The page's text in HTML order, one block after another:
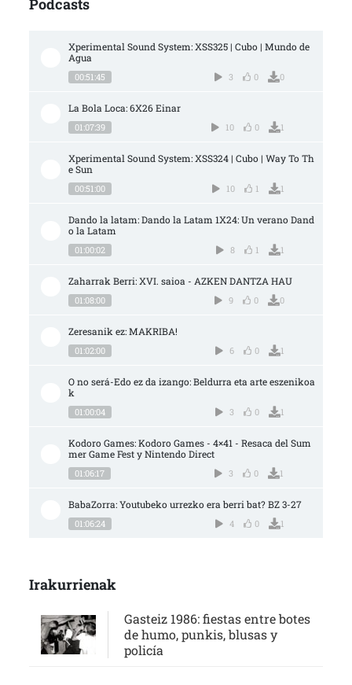
Xperimental Sound System: XSS325 | Cubo | Mundo de
Agua
00:51:45 3 0 0
La Bola Loca: 6X26 Einar
01:07:39 10 0 1
Xperimental Sound System: XSS324 | Cubo | Way To Th
e Sun
00:51:00 10 1 1
Dando la latam: Dando la Latam 1X24: Un verano Dand
o la Latam
01:00:02 8 1 1
Zaharrak Berri: XVI. saioa - AZKEN DANTZA HAU
01:08:00 9 0 0
Zeresanik ez: MAKRIBA!
01:02:00 6 0 1
O no será-Edo ez da izango: Beldurra eta arte eszenikoa
k
01:00:04 3 0 1
Kodoro Games: Kodoro Games - 4×41 - Resaca del Sum
mer Game Fest y Nintendo Direct
01:06:17 3 0 1
BabaZorra: Youtubeko urrezko era berri bat? BZ 3-27
01:06:24 4 0 1
Irakurrienak
Gasteiz 1986: fiestas entre botes
de humo, punkis, blusas y
policía